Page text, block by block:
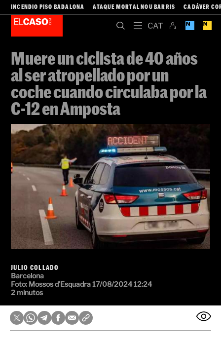
INCENDIO PISO BADALONA ATAQUE MORTAL NOU BARRIS CADÁVER
Muere un ciclista de 40 años
al ser atropellado por un
coche cuando circulaba por la
C-12 en Amposta
JULIO COLLADO
Barcelona
Foto: Mossos d'Esquadra17/08/2024 12:24
2 minutos